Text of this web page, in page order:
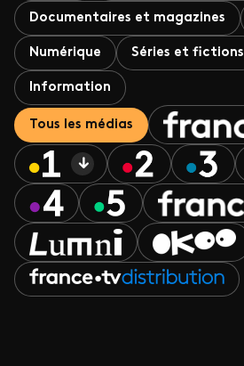
Documentaires et magazines
Numérique Séries et fictions
Information
Tous les médias